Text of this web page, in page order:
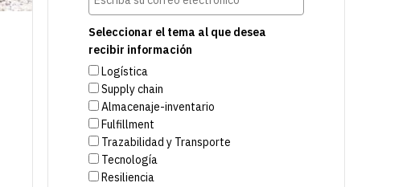
Seleccionar el tema al que desea
recibir información
Logística
Supply chain
Almacenaje-inventario
Fulfillment
Trazabilidad y Transporte
Tecnología
Resiliencia